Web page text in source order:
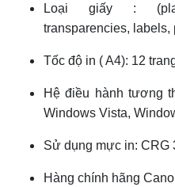
Loại giấy :
transparencies, labels,
Tốc độ in ( A4): 12
Hệ điều hành tương
Windows Vista,
Sử dụng mực in: CRG
Hàng chính hãng